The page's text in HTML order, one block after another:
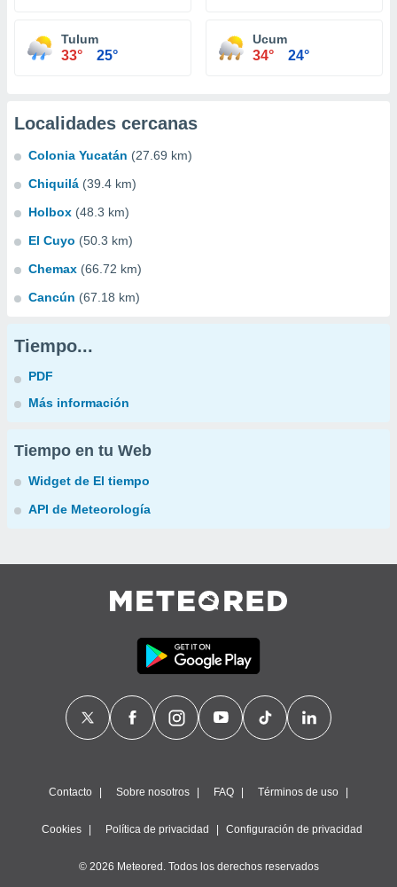
Tulum
33° 25°
Ucum
34° 24°
Localidades cercanas
Colonia Yucatán (27.69 km)
Chiquilá (39.4 km)
Holbox (48.3 km)
El Cuyo (50.3 km)
Chemax (66.72 km)
Cancún (67.18 km)
Tiempo...
PDF
Más información
Tiempo en tu Web
Widget de El tiempo
API de Meteorología
Contacto Sobre nosotros FAQ Términos de uso
Cookies Política de privacidad Configuración de privacidad
© 2026 Meteored. Todos los derechos reservados